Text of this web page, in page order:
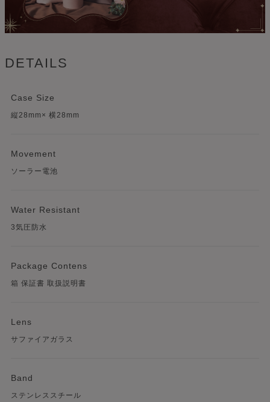
DETAILS
Case Size
縦28mm× 横28mm
Movement
ソーラー電池
Water Resistant
3気圧防水
Package Contens
箱 保証書 取扱説明書
Lens
サファイアガラス
Band
ステンレススチール